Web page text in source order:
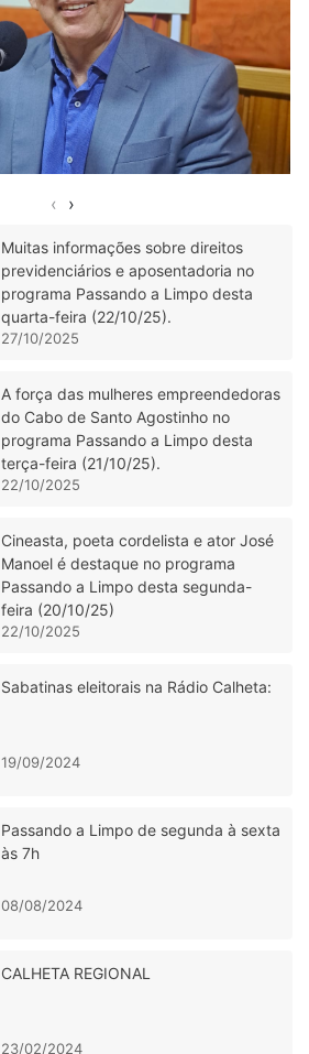
‹ ›
Muitas informações sobre direitos
previdenciários e aposentadoria no
programa Passando a Limpo desta
quarta-feira (22/10/25).
27/10/2025
A força das mulheres empreendedoras
do Cabo de Santo Agostinho no
programa Passando a Limpo desta
terça-feira (21/10/25).
22/10/2025
Cineasta, poeta cordelista e ator José
Manoel é destaque no programa
Passando a Limpo desta segunda-
feira (20/10/25)
22/10/2025
Sabatinas eleitorais na Rádio Calheta:
19/09/2024
Passando a Limpo de segunda à sexta
às 7h
08/08/2024
CALHETA REGIONAL
23/02/2024